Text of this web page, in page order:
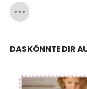
DAS KÖNNTE DIR